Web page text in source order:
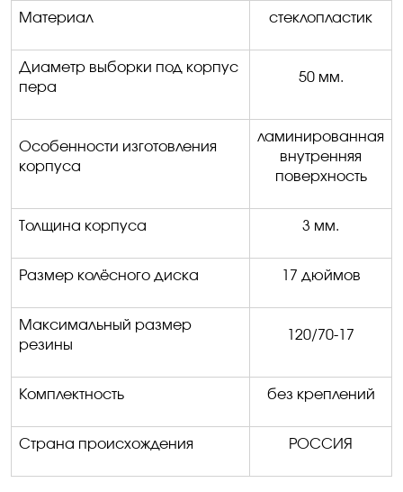
Материал стеклопластик
Диаметр выборки под корпус
пера
50 мм.
Особенности изготовления
корпуса
ламинированная
внутренняя
поверхность
Толщина корпуса 3 мм.
Размер колёсного диска 17 дюймов
Максимальный размер
резины
120/70-1 7
Комплектность без креплений
Страна происхождения РОССИЯ